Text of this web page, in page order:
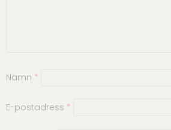
Namn *
E-postadress *